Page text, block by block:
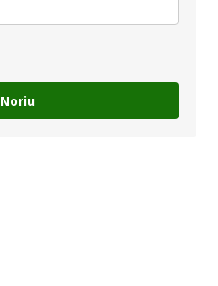
Noriu